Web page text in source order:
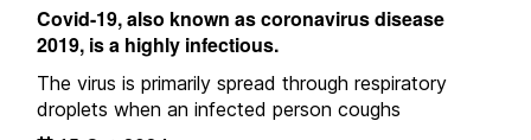
Covid-19, also known as coronavirus disease
2019, is a highly infectious.
The virus is primarily spread through respiratory
droplets when an infected person coughs